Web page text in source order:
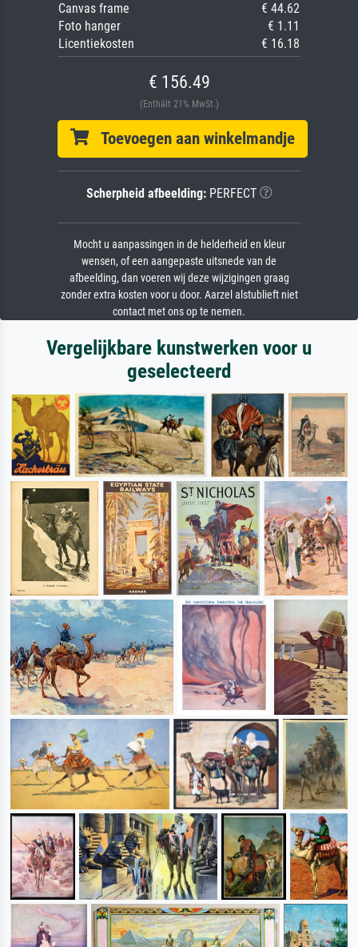
Canvas frame
€ 44.62
Foto hanger
€ 1.11
Licentiekosten
€ 16.18
€ 156.49
(Enthält 21% MwSt.)
Toevoegen aan winkelmandje
Scherpheid afbeelding:PERFECT
Mocht u aanpassingen in de helderheid en kleur
wensen, of een aangepaste uitsnede van de
afbeelding, dan voeren wij deze wijzigingen graag
zonder extra kosten voor u door. Aarzel alstublieft niet
contact met ons op te nemen.
Vergelijkbare kunstwerken voor u
geselecteerd